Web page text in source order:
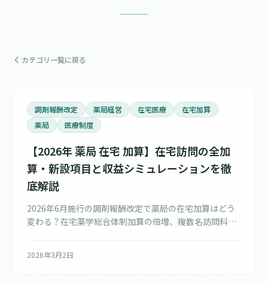
カテゴリ一覧に戻る
調剤報酬改定 薬局経営 在宅医療
在宅加算
薬局
医療制度
【2026年 薬局 在宅 加算】在宅訪問の全加
算・新設項目と収益シミュレーションを徹
底解説
2026年6月施行の調剤報酬改定で薬局の在宅加算はどう
変わる？在宅薬学総合体制加算の倍増、複数名訪問料
ションと在宅参入ロードマップ付きで徹底解説します。
2026年3月2日